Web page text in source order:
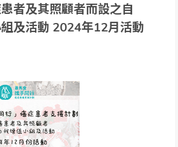
者及其照顧者而設之自
及活動 2024年12月活動